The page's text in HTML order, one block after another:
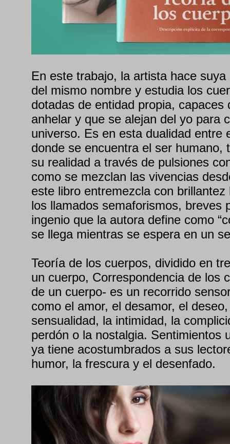
En este trabajo, la artista hace
del mismo nombre y estudia los
dotadas de entidad propia, capaces
anhelar y que se alejan del yo para
universo. Es en esta dualidad entre
donde se encuentra el ser humano,
su realidad a través de pulsiones
como se mezclan las vivencias
este libro entremezcla con
los llamados semaforismos, breves
ingenio que la autora define como
se llega mientras se espera en un
Teoría de los cuerpos, dividido en
un cuerpo, Correspondencia de los
de un cuerpo- es un recorrido
como el amor, el desamor, el
sensualidad, la intimidad, la
perdón o la nostalgia. Sentimientos
ya tiene acostumbrados a sus
humor, la frescura y el desenfado.